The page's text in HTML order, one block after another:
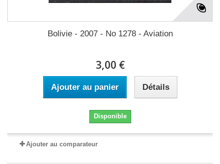
Bolivie - 2007 - No 1278 - Aviation
3,00 €
Ajouter au panier Détails
Disponible
Ajouter au comparateur